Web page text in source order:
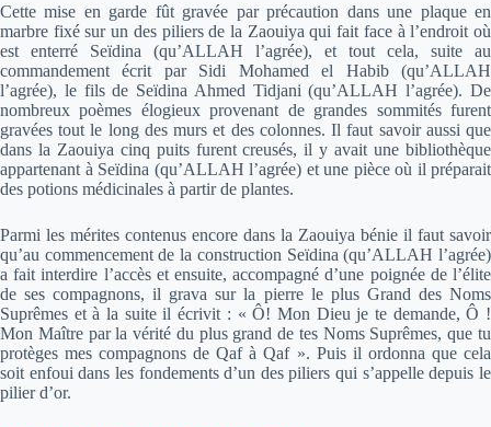
Cette mise en garde fût gravée par précaution dans une plaque en
marbre fixé sur un des piliers de la Zaouiya qui fait face à l’endroit où
est enterré Seïdina (qu’ALLAH l’agrée), et tout cela, suite au
commandement écrit par Sidi Mohamed el Habib (qu’ALLAH
l’agrée), le fils de Seïdina Ahmed Tidjani (qu’ALLAH l’agrée). De
nombreux poèmes élogieux provenant de grandes sommités furent
gravées tout le long des murs et des colonnes. Il faut savoir aussi que
dans la Zaouiya cinq puits furent creusés, il y avait une bibliothèque
appartenant à Seïdina (qu’ALLAH l’agrée) et une pièce où il préparait
des potions médicinales à partir de plantes.
Parmi les mérites contenus encore dans la Zaouiya bénie il faut savoir
qu’au commencement de la construction Seïdina (qu’ALLAH l’agrée)
a fait interdire l’accès et ensuite, accompagné d’une poignée de l’élite
de ses compagnons, il grava sur la pierre le plus Grand des Noms
Suprêmes et à la suite il écrivit : « Ô! Mon Dieu je te demande, Ô !
Mon Maître par la vérité du plus grand de tes Noms Suprêmes, que tu
protèges mes compagnons de Qaf à Qaf ». Puis il ordonna que cela
soit enfoui dans les fondements d’un des piliers qui s’appelle depuis le
pilier d’or.